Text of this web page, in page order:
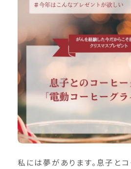
私には夢があります。息子と